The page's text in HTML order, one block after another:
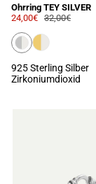
Ohrring TEY SILVER
24,00€ 32,00€
925 Sterling Silber
Zirkoniumdioxid